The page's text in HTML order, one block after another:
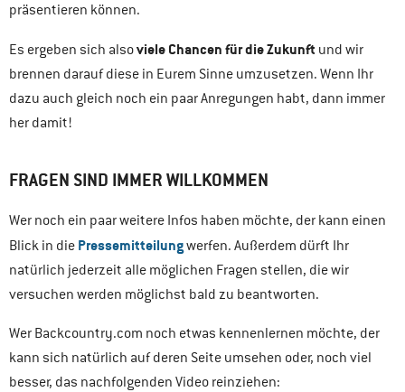
präsentieren können.
Es ergeben sich alsoviele Chancen für die Zukunft und wir
brennen darauf diese in Eurem Sinne umzusetzen. Wenn Ihr
dazu auch gleich noch ein paar Anregungen habt, dann immer
her damit!
FRAGEN SIND IMMER WILLKOMMEN
Wer noch ein paar weitere Infos haben möchte, der kann einen
Blick in die Pressemitteilungwerfen. Außerdem dürft Ihr
natürlich jederzeit alle möglichen Fragen stellen, die wir
versuchen werden möglichst bald zu beantworten.
Wer Backcountry.com noch etwas kennenlernen möchte, der
kann sich natürlich auf deren Seite umsehen oder, noch viel
besser, das nachfolgenden Video reinziehen: